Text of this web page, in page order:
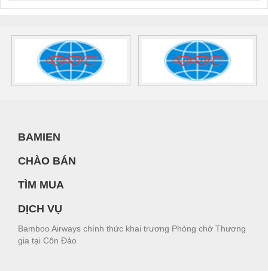
BAMIEN
CHÀO BÁN
TÌM MUA
DỊCH VỤ
Bamboo Airways chính thức khai trương Phòng chờ Thương
gia tại Côn Đảo